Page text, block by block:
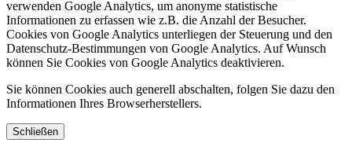
verwenden Google Analytics, um anonyme statistische
Informationen zu erfassen wie z.B. die Anzahl der Besucher.
Cookies von Google Analytics unterliegen der Steuerung und den
Datenschutz-Bestimmungen von Google Analytics. Auf Wunsch
können Sie Cookies von Google Analytics deaktivieren.
Sie können Cookies auch generell abschalten, folgen Sie dazu den
Informationen Ihres Browserherstellers.
Schließen